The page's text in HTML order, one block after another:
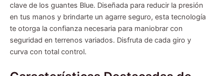
clave de los guantes Blue. Diseñada para reducir la presión
en tus manos y brindarte un agarre seguro, esta tecnología
te otorga la confianza necesaria para maniobrar con
seguridad en terrenos variados. Disfruta de cada giro y
curva con total control.